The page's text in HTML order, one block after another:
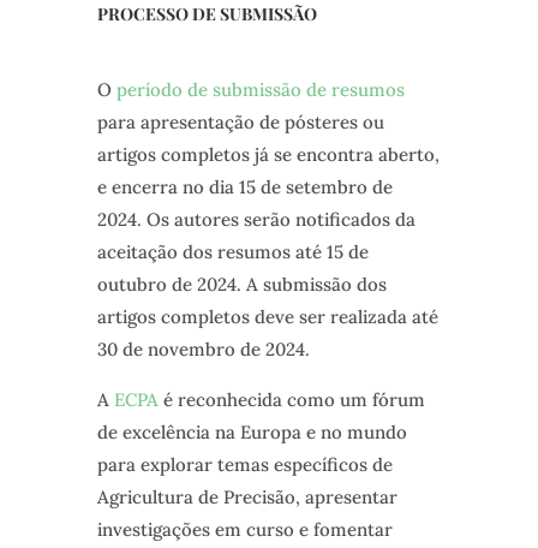
PROCESSO DE SUBMISSÃO
O período de submissão de resumos
para apresentação de pósteres ou
artigos completos já se encontra aberto,
e encerra no dia 15 de setembro de
2024. Os autores serão notificados da
aceitação dos resumos até 15 de
outubro de 2024. A submissão dos
artigos completos deve ser realizada até
30 de novembro de 2024.
A ECPA é reconhecida como um fórum
de excelência na Europa e no mundo
para explorar temas específicos de
Agricultura de Precisão, apresentar
investigações em curso e fomentar